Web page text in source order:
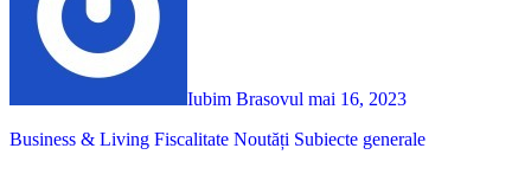
Iubim Brasovul mai 16, 2023
Business & Living Fiscalitate Noutăți Subiecte generale